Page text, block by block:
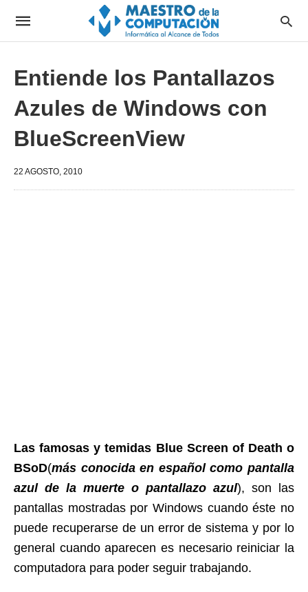
Entiende los Pantallazos
Azules de Windows con
BlueScreenView
22 AGOSTO, 2010
Las famosas y temidas Blue Screen of Death o
BSoD(más conocida en español como pantalla
azul de la muerte o pantallazo azul), son las
pantallas mostradas por Windows cuando éste no
puede recuperarse de un error de sistema y por lo
general cuando aparecen es necesario reiniciar la
computadora para poder seguir trabajando.